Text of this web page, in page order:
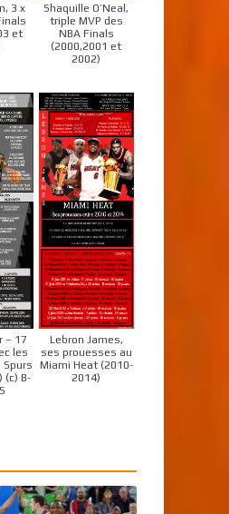
3 x
et
Shaquille O’Neal,
triple MVP des
NBA Finals
(2000,2001 et
2002)
– 17
les
Spurs
(c) B-
Lebron James,
ses prouesses au
Miami Heat (2010-
2014)